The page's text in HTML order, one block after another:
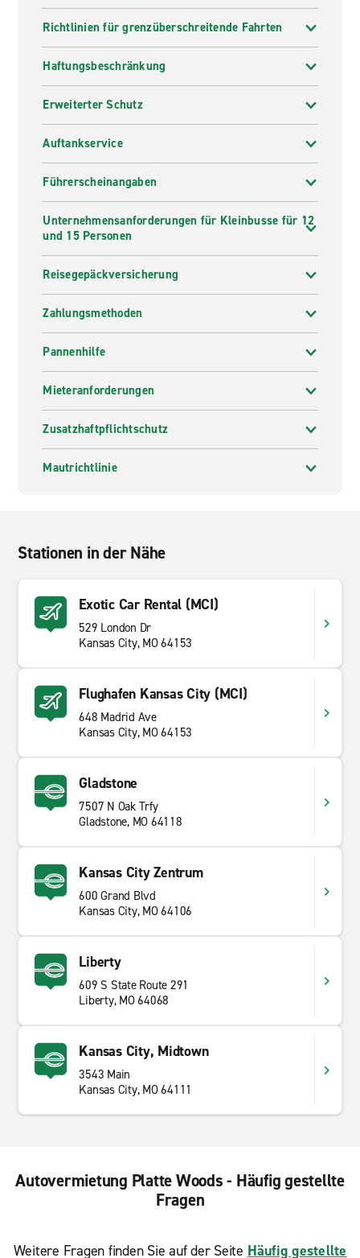
Richtlinien für grenzüberschreitende Fahrten
Haftungsbeschränkung
Erweiterter Schutz
Auftankservice
Führerscheinangaben
Unternehmensanforderungen für Kleinbusse für 12
und 15 Personen
Reisegepäckversicherung
Zahlungsmethoden
Pannenhilfe
Mieteranforderungen
Zusatzhaftpflichtschutz
Mautrichtlinie
Stationen in der Nähe
Exotic Car Rental (MCI)
529 London Dr
Kansas City, MO 64153
Flughafen Kansas City (MCI)
648 Madrid Ave
Kansas City, MO 64153
Gladstone
7507 N Oak Trfy
Gladstone, MO 64118
Kansas City Zentrum
600 Grand Blvd
Kansas City, MO 64106
Liberty
609 S State Route 291
Liberty, MO 64068
Kansas City, Midtown
3543 Main
Kansas City, MO 64111
Autovermietung Platte Woods - Häufig gestellte
Fragen
Weitere Fragen finden Sie auf der Seite Häufig gestellte